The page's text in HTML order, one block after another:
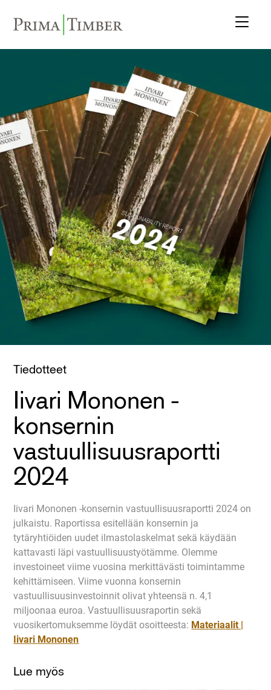
Tiedotteet
Iivari Mononen -
konsernin
vastuullisuusraportti
2024
Iivari Mononen -konsernin vastuullisuusraportti 2024 on
julkaistu. Raportissa esitellään konsernin ja
tytäryhtiöiden uudet ilmastolaskelmat sekä käydään
kattavasti läpi vastuullisuustyötämme. Olemme
investoineet viime vuosina merkittävästi toimintamme
kehittämiseen. Viime vuonna konsernin
vastuullisuusinvestoinnit olivat yhteensä n. 4,1
miljoonaa euroa. Vastuullisuusraportin sekä
vuosikertomuksemme löydät osoitteesta: Materiaalit |
Iivari Mononen
Lue myös